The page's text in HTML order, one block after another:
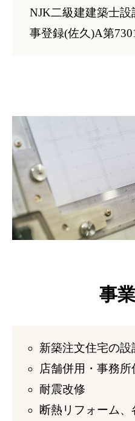
NJK二級建建築士
事登録(佐久)A第
事
新築注文住宅の設
店舗併用・事務
耐震改修
断熱リフォーム